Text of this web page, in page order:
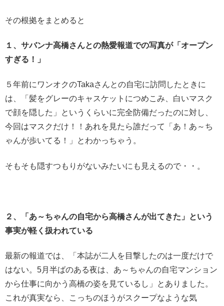
その根拠をまとめると
１、サバンナ高橋さんとの熱愛報道での写真が「オープン
すぎる！」
５年前にワンオクのTakaさんとの自宅に訪問したときに
は、「髪をグレーのキャスケットにつめこみ、白いマスク
で顔を隠した」というくらいに完全防備だったのに対し、
今回はマスクだけ！！あれを見たら誰だって「あ！あ～ち
ゃんが歩いてる！」とわかっちゃう。
そもそも隠すつもりがないみたいにも見えるので・・。
２、「あ～ちゃんの自宅から高橋さんが出てきた」という
事実が軽く扱われている
最新の報道では、「本誌が二人を目撃したのは一度だけで
はない。5月半ばのある夜は、あ～ちゃんの自宅マンション
から仕事に向かう高橋の姿を見ているし」とありました。
これが真実なら、こっちのほうがスクープなような気